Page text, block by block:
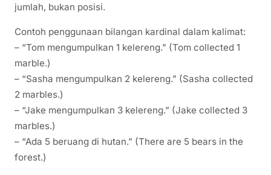
jumlah, bukan posisi.
Contoh penggunaan bilangan kardinal dalam kalimat:
– “Tom mengumpulkan 1 kelereng.” (Tom collected 1
marble.)
– “Sasha mengumpulkan 2 kelereng.” (Sasha collected
2 marbles.)
– “Jake mengumpulkan 3 kelereng.” (Jake collected 3
marbles.)
– “Ada 5 beruang di hutan.” (There are 5 bears in the
forest.)